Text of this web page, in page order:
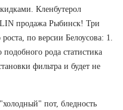
Кленбутерол
продажа Рыбинск! Три
по версии Белоусова: 1.
рода статистика
фильтра и будет не
пот, бледность